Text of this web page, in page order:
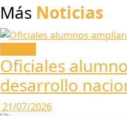
Más Noticias
Oficiales
desarrollo
21/07/2026